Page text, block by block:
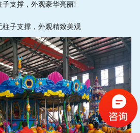
支撑，外观豪华亮丽!
子支撑，外观精致美观